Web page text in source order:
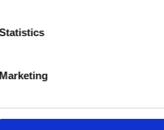
Statistics
Marketing
بسلامة
تمنع قبول التحصين. أحد
حملات التحصين الوطنية.
32-
35أثناء التطعيم ضد شلل
الحدودية، عانى مئات